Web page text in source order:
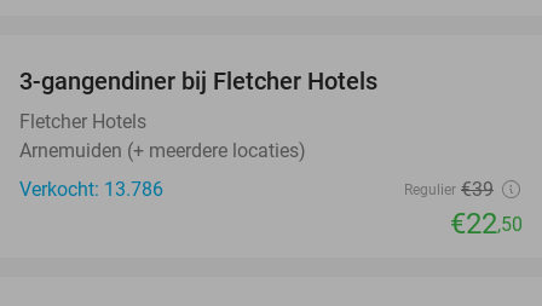
3-gangendiner bij Fletcher Hotels
Fletcher Hotels
Arnemuiden (+ meerdere locaties)
Verkocht: 13.786
Regulier €39
€22,50